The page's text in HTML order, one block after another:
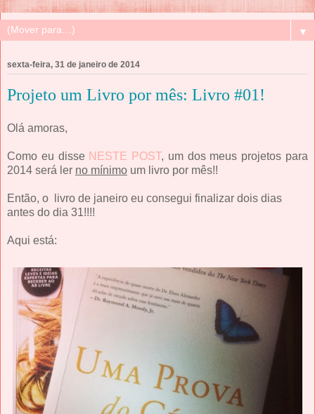
▼
sexta-feira, 31 de janeiro de 2014
Projeto um Livro por mês: Livro #01!
Olá amoras,
Como eu disse NESTE POST, um dos meus projetos para
2014 será ler no mínimo um livro por mês!!
Então, o livro de janeiro eu consegui finalizar dois dias
antes do dia 31!!!!
Aqui está: